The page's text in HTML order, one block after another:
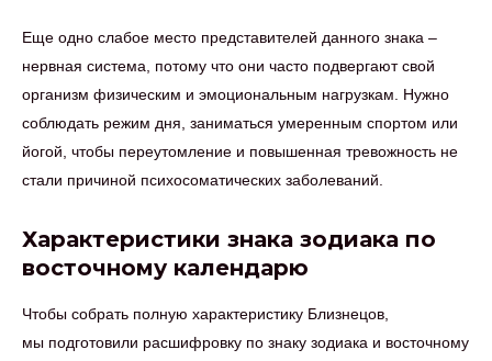
Еще одно слабое место представителей данного знака –
нервная система, потому что они часто подвергают свой
организм физическим и эмоциональным нагрузкам. Нужно
соблюдать режим дня, заниматься умеренным спортом или
йогой, чтобы переутомление и повышенная тревожность не
стали причиной психосоматических заболеваний.
Характеристики знака зодиака по
восточному календарю
Чтобы собрать полную характеристику Близнецов,
мы подготовили расшифровку по знаку зодиака и восточному